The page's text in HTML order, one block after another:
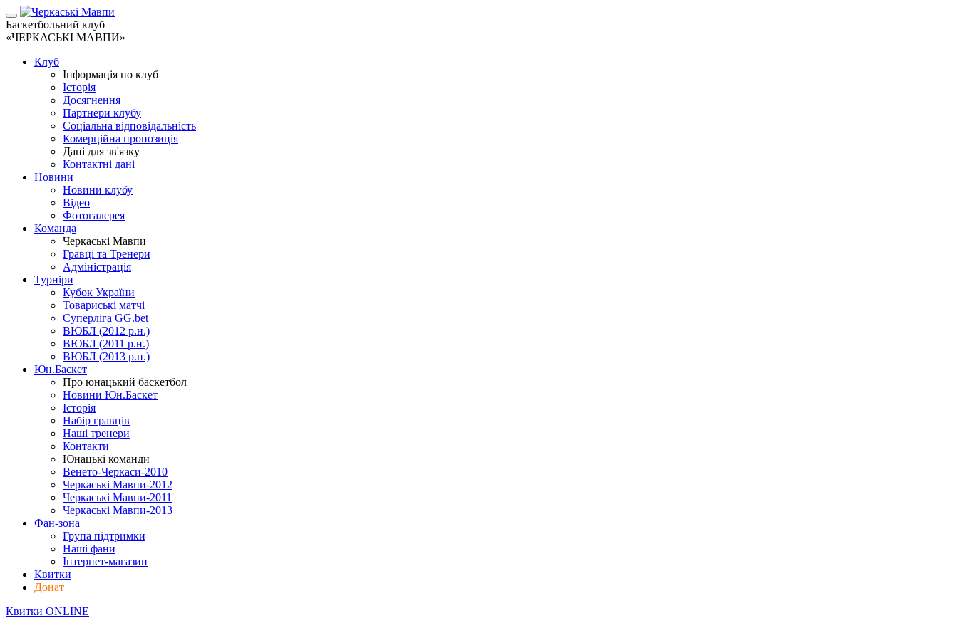
Баскетбольний клуб
«ЧЕРКАСЬКІ МАВПИ»
Клуб
Інформація по клуб
Історія
Досягнення
Партнери клубу
Соціальна відповідальність
Комерційна пропозиція
Дані для зв'язку
Контактні дані
Новини
Новини клубу
Відео
Фотогалерея
Команда
Черкаські Мавпи
Гравці та Тренери
Адміністрація
Турніри
Кубок України
Товариські матчі
Суперліга GG.bet
ВЮБЛ (2012 р.н.)
ВЮБЛ (2011 р.н.)
ВЮБЛ (2013 р.н.)
Юн.Баскет
Про юнацький баскетбол
Новини Юн.Баскет
Історія
Набір гравців
Наші тренери
Контакти
Юнацькі команди
Венето-Черкаси-2010
Черкаські Мавпи-2012
Черкаські Мавпи-2011
Черкаські Мавпи-2013
Фан-зона
Група підтримки
Наші фани
Інтернет-магазин
Квитки
Донат
Квитки ONLINE